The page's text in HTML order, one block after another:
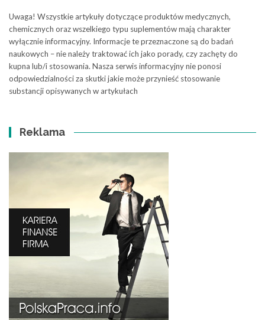
Uwaga! Wszystkie artykuły dotyczące produktów medycznych,
chemicznych oraz wszelkiego typu suplementów mają charakter
wyłącznie informacyjny. Informacje te przeznaczone są do badań
naukowych – nie należy traktować ich jako porady, czy zachęty do
kupna lub/i stosowania. Nasza serwis informacyjny nie ponosi
odpowiedzialności za skutki jakie może przynieść stosowanie
substancji opisywanych w artykułach
Reklama